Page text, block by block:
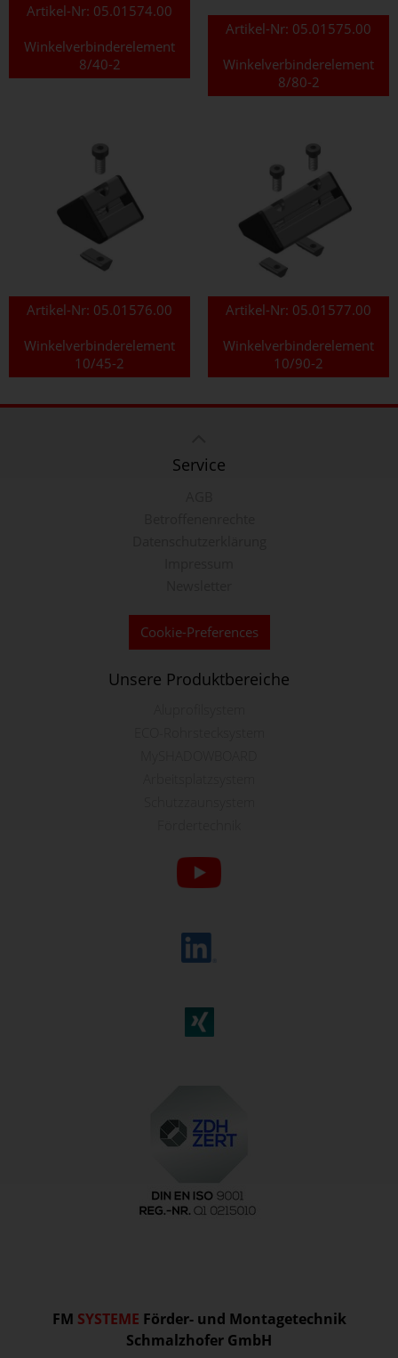
Artikel-Nr: 05.01574.00
Winkelverbinderelement
8/40-2
Artikel-Nr: 05.01575.00
Winkelverbinderelement
8/80-2
Artikel-Nr: 05.01576.00
Winkelverbinderelement
10/45-2
Artikel-Nr: 05.01577.00
Winkelverbinderelement
10/90-2
Service
Cookie-Preferences
Unsere Produktbereiche
FM SYSTEME Förder- und Montagetechnik
Schmalzhofer GmbH